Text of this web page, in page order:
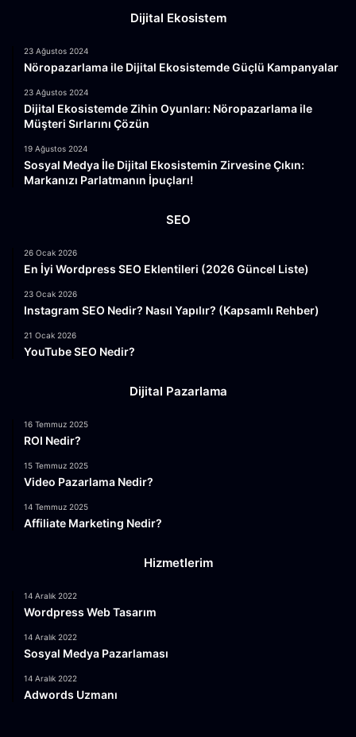
Dijital Ekosistem
23 Ağustos 2024
Nöropazarlama ile Dijital Ekosistemde Güçlü Kampanyalar
23 Ağustos 2024
Dijital Ekosistemde Zihin Oyunları: Nöropazarlama ile
Müşteri Sırlarını Çözün
19 Ağustos 2024
Sosyal Medya İle Dijital Ekosistemin Zirvesine Çıkın:
Markanızı Parlatmanın İpuçları!
SEO
26 Ocak 2026
En İyi Wordpress SEO Eklentileri (2026 Güncel Liste)
23 Ocak 2026
Instagram SEO Nedir? Nasıl Yapılır? (Kapsamlı Rehber)
21 Ocak 2026
YouTube SEO Nedir?
Dijital Pazarlama
16 Temmuz 2025
ROI Nedir?
15 Temmuz 2025
Video Pazarlama Nedir?
14 Temmuz 2025
Affiliate Marketing Nedir?
Hizmetlerim
14 Aralık 2022
Wordpress Web Tasarım
14 Aralık 2022
Sosyal Medya Pazarlaması
14 Aralık 2022
Adwords Uzmanı